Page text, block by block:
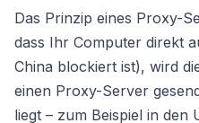
Das Prinzip eines Proxy-
dass Ihr Computer direkt
China blockiert ist), wird
einen Proxy-Server
liegt – zum Beispiel in den